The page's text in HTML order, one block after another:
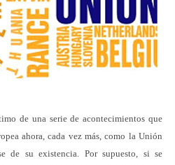
de una serie de acontecimientos que
ahora, cada vez más, como la Unión
de su existencia. Por supuesto, si se